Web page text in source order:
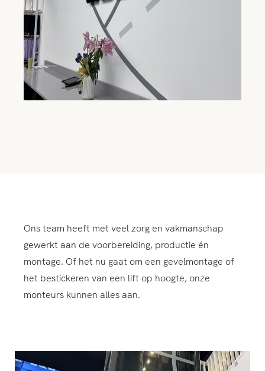
Ons team heeft met veel zorg en vakmanschap
gewerkt aan de voorbereiding, productie én
montage. Of het nu gaat om een gevelmontage of
het bestickeren van een lift op hoogte, onze
monteurs kunnen alles aan.